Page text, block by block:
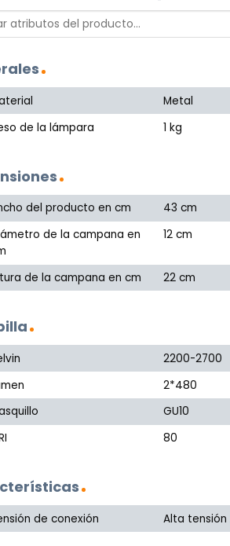
Metal
de la lámpara
1 kg
del producto en cm
43 cm
de la campana en
12 cm
de la campana en cm 22 cm
2200-2700
2*480
GU10
80
de conexión Alta